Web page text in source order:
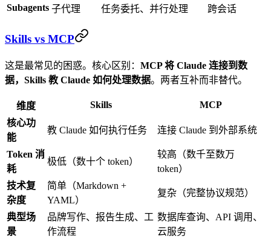
Subagents 子代理 任务委托、并行处理 跨会话
Skills vs MCP
这是最常见的困惑。核心区别： MCP 将 Claude 连接到数
据，Skills 教 Claude 如何处理数据。两者互补而非替代。
维度 Skills
MCP
核心功
能
教 Claude 如何执行任务 连接 Claude 到外部系统
Token 消
耗
极低（数十个 token）
较高（数千至数万
token）
技术复
杂度
简单（Markdown +
YAML）
复杂（完整协议规范）
典型场
景
品牌写作、报告生成、工
作流程
数据库查询、API 调用、
云服务